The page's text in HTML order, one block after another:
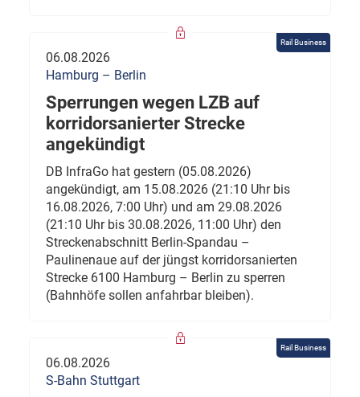
Rail Business
06.08.2026
Hamburg – Berlin
Sperrungen wegen LZB auf
korridorsanierter Strecke
angekündigt
DB InfraGo hat gestern (05.08.2026)
angekündigt, am 15.08.2026 (21:10 Uhr bis
16.08.2026, 7:00 Uhr) und am 29.08.2026
(21:10 Uhr bis 30.08.2026, 11:00 Uhr) den
Streckenabschnitt Berlin-Spandau –
Paulinenaue auf der jüngst korridorsanierten
Strecke 6100 Hamburg – Berlin zu sperren
(Bahnhöfe sollen anfahrbar bleiben).
Rail Business
06.08.2026
S-Bahn Stuttgart